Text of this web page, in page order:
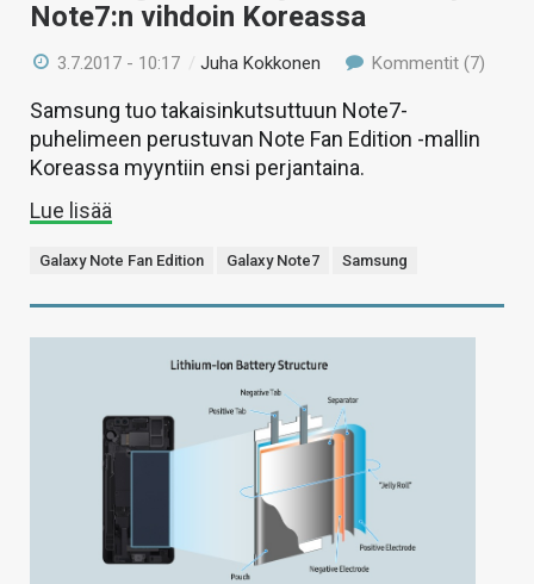
Note7:n vihdoin Koreassa
3.7.2017 - 10:17 /Juha Kokkonen Kommentit (7)
Samsung tuo takaisinkutsuttuun Note7-
puhelimeen perustuvan Note Fan Edition -mallin
Koreassa myyntiin ensi perjantaina.
Lue lisää
Galaxy Note Fan Edition Galaxy Note7 Samsung